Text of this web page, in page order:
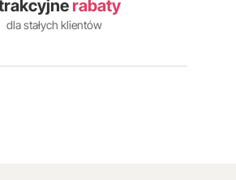
rabaty
dla stałych klientów